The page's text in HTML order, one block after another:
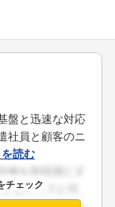
盤と迅速な対応
社員と顧客のニ
読む
チェック